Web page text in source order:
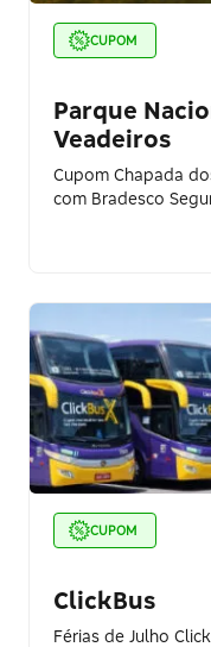
CUPOM
Parque
Veadeiros
Cupom Chapada
com Bradesco
CUPOM
ClickBus
Férias de Julho